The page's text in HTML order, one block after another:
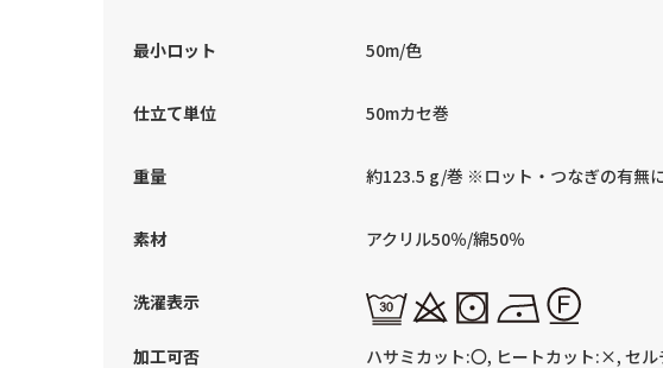
最小ロット 50m/色
仕立て単位 50mカセ巻
重量 約123.5 g/巻 ※ロット・つなぎの有無に
素材 アクリル50％/綿50％
洗濯表示
加工可否 ハサミカット:〇, ヒートカット:×, セ